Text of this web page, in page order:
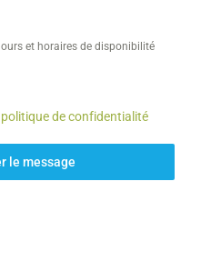
et horaires de disponibilité
politique de confidentialité
le message